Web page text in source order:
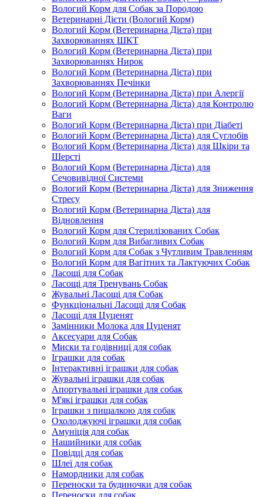
Вологий Корм для Собак за Породою
Ветеринарні Дієти (Вологий Корм)
Вологий Корм (Ветеринарна Дієта) при
Захворюваннях ШКТ
Вологий Корм (Ветеринарна Дієта) при
Захворюваннях Нирок
Вологий Корм (Ветеринарна Дієта) при
Захворюваннях Печінки
Вологий Корм (Ветеринарна Дієта) при Алергії
Вологий Корм (Ветеринарна Дієта) для Контролю
Ваги
Вологий Корм (Ветеринарна Дієта) при Діабеті
Вологий Корм (Ветеринарна Дієта) для Суглобів
Вологий Корм (Ветеринарна Дієта) для Шкіри та
Шерсті
Вологий Корм (Ветеринарна Дієта) для
Сечовивідної Системи
Вологий Корм (Ветеринарна Дієта) для Зниження
Стресу
Вологий Корм (Ветеринарна Дієта) для
Відновлення
Вологий Корм для Стерилізованих Собак
Вологий Корм для Вибагливих Собак
Вологий Корм для Собак з Чутливим Травленням
Вологий Корм для Вагітних та Лактуючих Собак
Ласощі для Собак
Ласощі для Тренувань Собак
Жувальні Ласощі для Собак
Функціональні Ласощі для Собак
Ласощі для Цуценят
Замінники Молока для Цуценят
Аксесуари для Собак
Миски та годівниці для собак
Іграшки для собак
Інтерактивні іграшки для собак
Жувальні іграшки для собак
Апортувальні іграшки для собак
М'які іграшки для собак
Іграшки з пищалкою для собак
Охолоджуючі іграшки для собак
Амуніція для собак
Нашийники для собак
Повідці для собак
Шлеї для собак
Намордники для собак
Переноски та будиночки для собак
Переноски для собак